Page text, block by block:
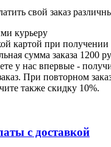
свой заказ
курьеру
картой при получении
сумма заказа 1200
у нас впервые -
При повторном
также скидку 10%.
с доставкой